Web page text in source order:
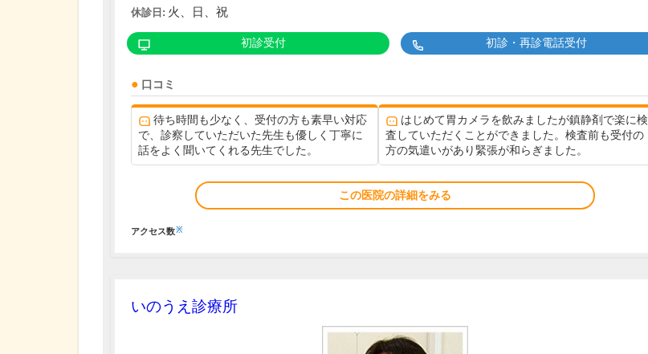
休診日: 火、日、祝
初診受付 初診・再診電話受付
口コミ
待ち時間も少なく、受付の方も素早い対応
で、診察していただいた先生も優しく丁寧に
話をよく聞いてくれる先生でした。
はじめて胃カメラを飲みましたが鎮静剤で楽に検
査していただくことができました。検査前も受付の
方の気遣いがあり緊張が和らぎました。
この医院の詳細をみる
アクセス数※
いのうえ診療所